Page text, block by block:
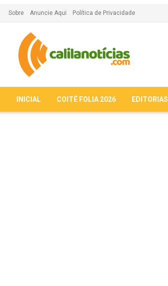
Sobre Anuncie Aqui Política de Privacidade
INICIAL COITÉ FOLIA 2026 EDITORIAS